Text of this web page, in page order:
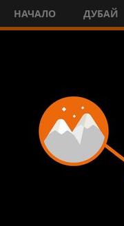
НАЧАЛО ДУБАЙ